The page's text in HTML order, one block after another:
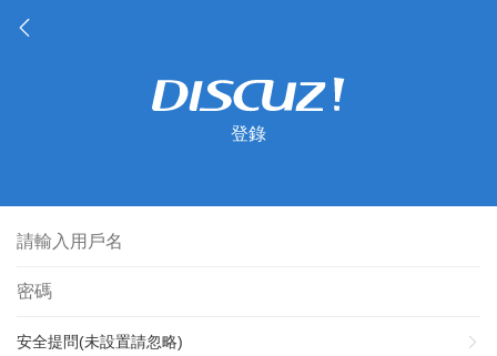
登錄
安全提問(未設置請忽略)